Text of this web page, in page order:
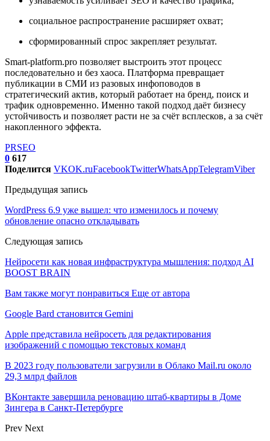
социальное распространение расширяет охват;
сформированный спрос закрепляет результат.
Smart-platform.pro позволяет выстроить этот процесс
последовательно и без хаоса. Платформа превращает
публикации в СМИ из разовых инфоповодов в
стратегический актив, который работает на бренд, поиск и
трафик одновременно. Именно такой подход даёт бизнесу
устойчивость и позволяет расти не за счёт всплесков, а за счёт
накопленного эффекта.
PRSEO
0 617
Поделится VKOK.ruFacebookTwitterWhatsAppTelegramViber
Предыдущая запись
WordPress 6.9 уже вышел: что изменилось и почему
обновление опасно откладывать
Следующая запись
Нейросети как новая инфраструктура мышления: подход AI
BOOST BRAIN
Вам также могут понравиться Еще от автора
Google Bard становится Gemini
Apple представила нейросеть для редактирования
изображений с помощью текстовых команд
В 2023 году пользователи загрузили в Облако Mail.ru около
29,3 млрд файлов
ВКонтакте завершила реновацию штаб-квартиры в Доме
Зингера в Санкт-Петербурге
Prev Next